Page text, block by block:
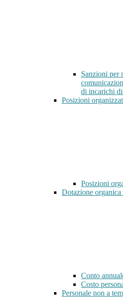
Sanzioni per
di incarichi
Posizioni
Posizioni
Dotazione organica
Conto
Costo
Personale non a